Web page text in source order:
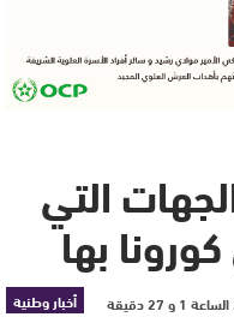
التي
بها
أخبار وطنية